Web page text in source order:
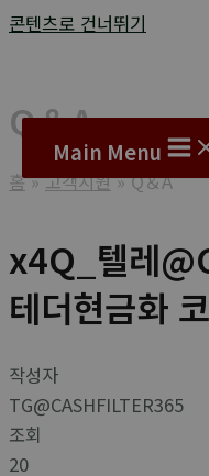
콘텐츠로 건너뛰기
Main Menu
Q＆A
홈 고객지원 Q＆A
x4Q_텔레
테더현금화
작성자
TG@CASHFILTER365
조회
20